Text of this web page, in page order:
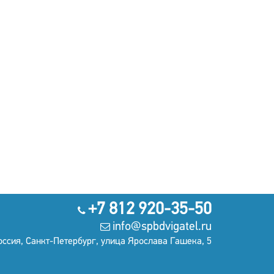
+7 812 920-35-50
info@spbdvigatel.ru
Санкт-Петербург, улица Ярослава Гашека, 5